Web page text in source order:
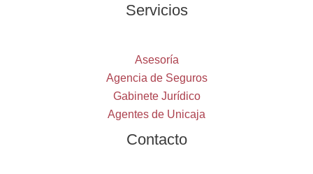
Servicios
Asesoría
Agencia de Seguros
Gabinete Jurídico
Agentes de Unicaja
Contacto